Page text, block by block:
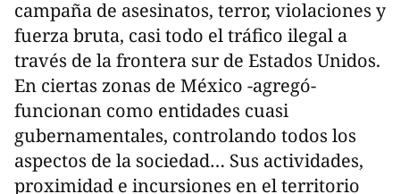
campaña de asesinatos, terror, violaciones y
fuerza bruta, casi todo el tráfico ilegal a
través de la frontera sur de Estados Unidos.
En ciertas zonas de México -agregó-
funcionan como entidades cuasi
gubernamentales, controlando todos los
aspectos de la sociedad… Sus actividades,
proximidad e incursiones en el territorio